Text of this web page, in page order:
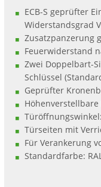
ECB-S geprüfter
Widerstandsgrad
Zusatzpanzerung
Feuerwiderstand
Zwei Doppelbart-
Schlüssel
Geprüfter
Höhenverstellbare
Türseiten mit
Für Verankerung
Standardfarbe: